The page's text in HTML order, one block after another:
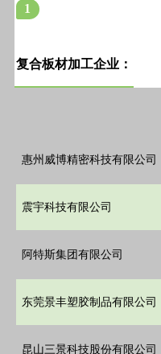
1
复合板材加工企业：
惠州威博精密科技有限公司
震宇科技有限公司
阿特斯集团有限公司
东莞景丰塑胶制品有限公司
昆山三景科技股份有限公司